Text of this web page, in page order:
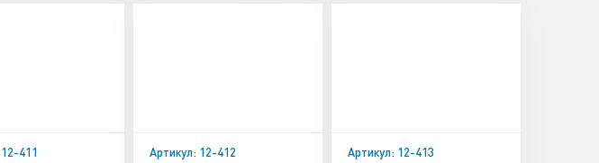
411 Артикул: 12-412 Артикул: 12-413